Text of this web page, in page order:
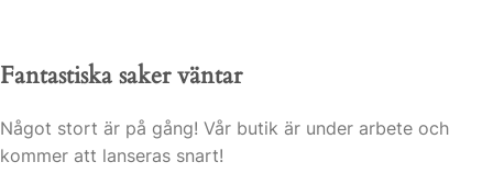
Fantastiska saker väntar
Något stort är på gång! Vår butik är under arbete och
kommer att lanseras snart!